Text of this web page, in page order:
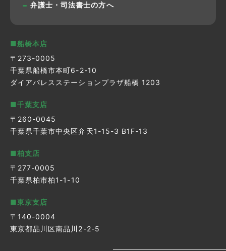
弁護士・司法書士の方へ
■船橋本店
〒273-0005
千葉県船橋市本町6-2-10
ダイアパレスステーションプラザ船橋 1203
■千葉支店
〒260-0045
千葉県千葉市中央区弁天1-15-3 B1F-13
■柏支店
〒277-0005
千葉県柏市柏1-1-10
■東京支店
〒140-0004
東京都品川区南品川2-2-5